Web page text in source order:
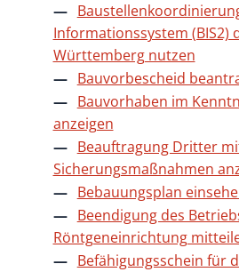
Informationssystem (BIS2)
Württemberg nutzen
Bauvorbescheid
Bauvorhaben im
anzeigen
Beauftragung Dritter
Sicherungsmaßnahmen
Bebauungsplan
Beendigung des
Röntgeneinrichtung
Befähigungsschein für